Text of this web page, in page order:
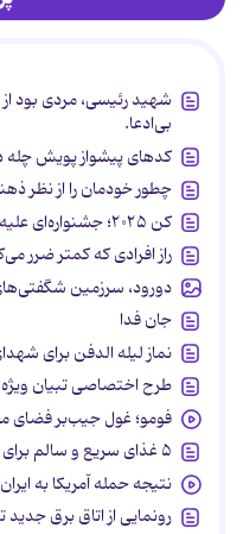
شهید رئیسی، مردی بود
بی‌ادعا.
کدهای پیشواز پویش چله
چطور خودمان را از نظر ذهنی ۳۸ برابر قوی‌تر
کن ۲۰۲۵؛ جشنواره‌ای علیه خانواده
راز افرادی که کمتر ضرر
دورود، سرزمین
جان فدا
نماز لیله الدفن برای
طرح اختصاصی تبیان
فومو؛ غول جیب‌بر فضای
۵ غذای سریع و سالم برای طبیعت‌گردی
نتیجه حمله آمریکا به
رونمایی از اتاق برق جدید